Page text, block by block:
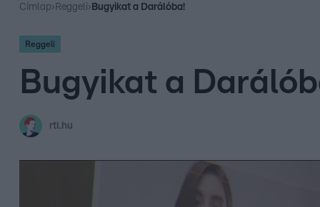
Címlap› Reggeli› Bugyikat a Darálóba!
Reggeli
Bugyikat a
rtl.hu